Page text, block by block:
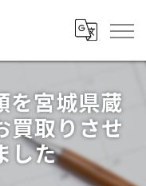
を宮城県蔵
買取りさせ
した